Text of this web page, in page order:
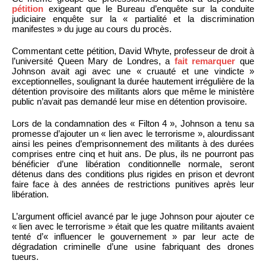
pétition exigeant que le Bureau d’enquête sur la conduite
judiciaire enquête sur la « partialité et la discrimination
manifestes » du juge au cours du procès.
Commentant cette pétition, David Whyte, professeur de droit à
l’université Queen Mary de Londres, a fait remarquer que
Johnson avait agi avec une « cruauté et une vindicte »
exceptionnelles, soulignant la durée hautement irrégulière de la
détention provisoire des militants alors que même le ministère
public n’avait pas demandé leur mise en détention provisoire.
Lors de la condamnation des « Filton 4 », Johnson a tenu sa
promesse d’ajouter un « lien avec le terrorisme », alourdissant
ainsi les peines d’emprisonnement des militants à des durées
comprises entre cinq et huit ans. De plus, ils ne pourront pas
bénéficier d’une libération conditionnelle normale, seront
détenus dans des conditions plus rigides en prison et devront
faire face à des années de restrictions punitives après leur
libération.
L’argument officiel avancé par le juge Johnson pour ajouter ce
« lien avec le terrorisme » était que les quatre militants avaient
tenté d’« influencer le gouvernement » par leur acte de
dégradation criminelle d’une usine fabriquant des drones
tueurs.